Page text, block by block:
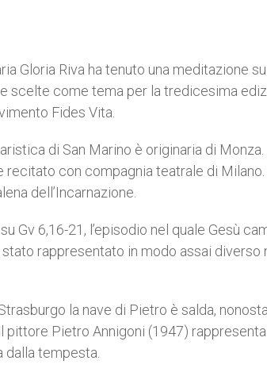
Gloria Riva ha tenuto una meditazione
scelte come tema per la tredicesima
Fides Vita.
di San Marino è originaria di
con compagnia teatrale di Milano.
dell’Incarnazione.
Gv 6,16-21, l’episodio nel quale Gesù
rappresentato in modo assai diverso
la nave di Pietro è salda,
Pietro Annigoni (1947)
tempesta.